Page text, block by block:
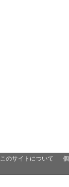
このサイトについて